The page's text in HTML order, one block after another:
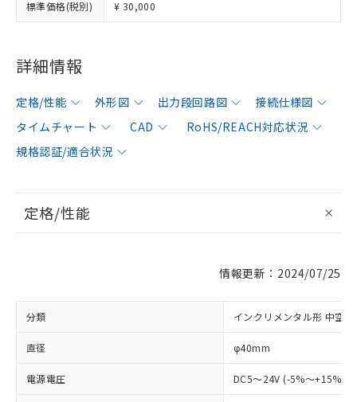
標準価格(税別) ¥ 30,000
詳細情報
定格/性能 外形図 出力段回路図
接続仕様図
タイムチャート
CAD
RoHS/REACH対応状況
規格認証/適合状況
定格/性能
情報更新：2024/07/25
分類 インクリメンタル形 中空
直径 φ40mm
電源電圧 DC5～24V (-5%～+15%)